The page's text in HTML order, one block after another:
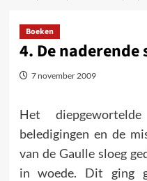
Boeken
4. De naderende
7 november 2009
Het
beledigingen en de
van de Gaulle sloeg
in woede. Dit ging